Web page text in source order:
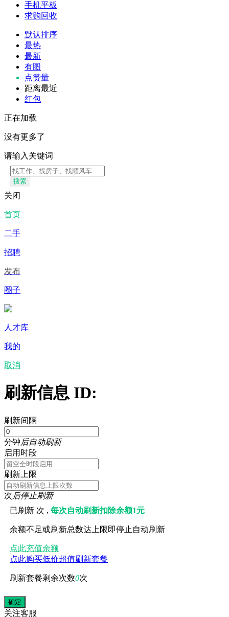
手机平板
求购回收
默认排序
最热
最新
有图
点赞量
距离最近
红包
正在加载
没有更多了
请输入关键词
搜索
关闭
首页
二手
招聘
发布
圈子
人才库
我的
取消
刷新信息 ID:
刷新间隔
分钟后自动刷新
启用时段
刷新上限
次后停止刷新
已刷新 次 ,每次自动刷新扣除余额1元
余额不足或刷新总数达上限即停止自动刷新
点此充值余额
点此购买低价超值刷新套餐
刷新套餐剩余次数0次
关注客服